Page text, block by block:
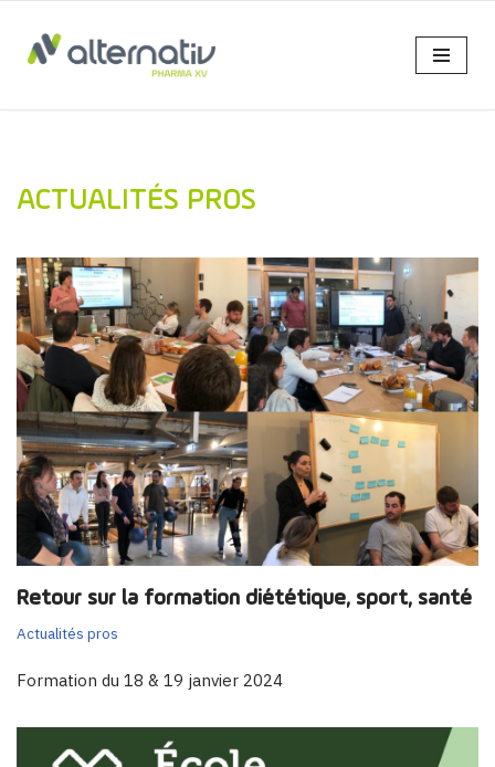
Aller
contenu
ACTUALITÉS PROS
Retour sur la formation diététique, sport, santé
Actualités pros
Formation du 18 & 19 janvier 2024